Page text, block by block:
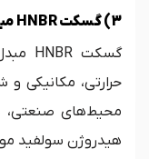
3) گسکت HNBR مبدل حرارتی
حرارتی، مکانیکی
محیط‌های صنعتی،
هیدروژن سولفید